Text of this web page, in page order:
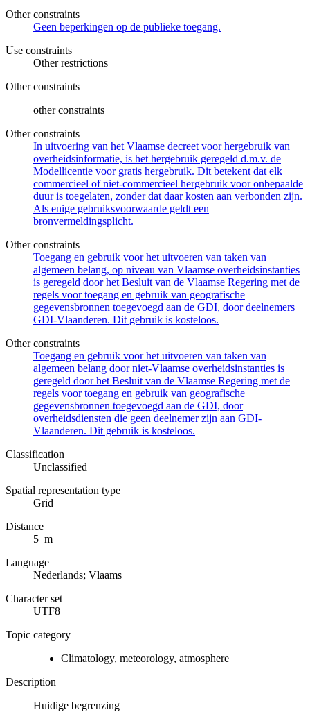
Other constraints
Geen beperkingen op de publieke toegang.
Use constraints
Other restrictions
Other constraints
other constraints
Other constraints
In uitvoering van het Vlaamse decreet voor hergebruik van
overheidsinformatie, is het hergebruik geregeld d.m.v. de
Modellicentie voor gratis hergebruik. Dit betekent dat elk
commercieel of niet-commercieel hergebruik voor onbepaalde
duur is toegelaten, zonder dat daar kosten aan verbonden zijn.
Als enige gebruiksvoorwaarde geldt een
bronvermeldingsplicht.
Other constraints
Toegang en gebruik voor het uitvoeren van taken van
algemeen belang, op niveau van Vlaamse overheidsinstanties
is geregeld door het Besluit van de Vlaamse Regering met de
regels voor toegang en gebruik van geografische
gegevensbronnen toegevoegd aan de GDI, door deelnemers
GDI-Vlaanderen. Dit gebruik is kosteloos.
Other constraints
Toegang en gebruik voor het uitvoeren van taken van
algemeen belang door niet-Vlaamse overheidsinstanties is
geregeld door het Besluit van de Vlaamse Regering met de
regels voor toegang en gebruik van geografische
gegevensbronnen toegevoegd aan de GDI, door
overheidsdiensten die geen deelnemer zijn aan GDI-
Vlaanderen. Dit gebruik is kosteloos.
Classification
Unclassified
Spatial representation type
Grid
Distance
5 m
Language
Nederlands; Vlaams
Character set
UTF8
Topic category
Climatology, meteorology, atmosphere
Description
Huidige begrenzing